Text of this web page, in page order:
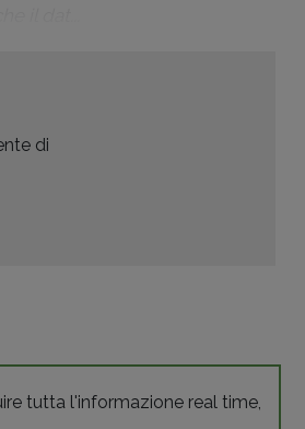
di
tutta l'informazione real time,